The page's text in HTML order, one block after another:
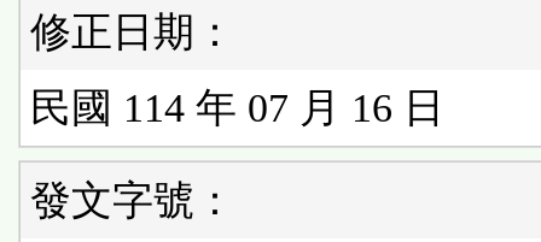
修正日期：
民國 114 年 07 月 16 日
發文字號：